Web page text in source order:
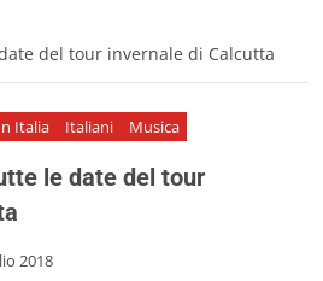
date del tour invernale di Calcutta
Italia Italiani Musica
le date del tour
2018